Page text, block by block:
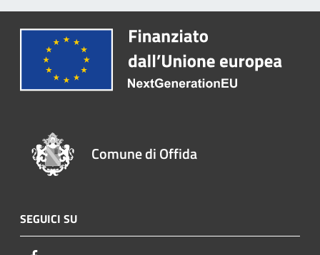
Comune di Offida
SEGUICI SU